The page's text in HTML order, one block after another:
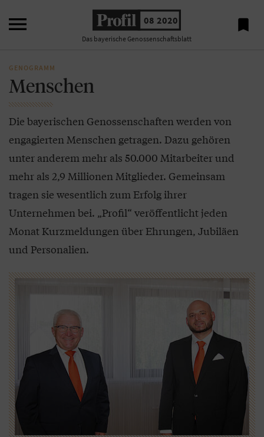
 08 2020
Das bayerische Genossenschaftsblatt

GENOGRAMM
Menschen
Die bayerischen Genossenschaften werden von
engagierten Menschen getragen. Dazu gehören
unter anderem mehr als 50.000 Mitarbeiter und
mehr als 2,9 Millionen Mitglieder. Gemeinsam
tragen sie wesentlich zum Erfolg ihrer
Unternehmen bei. „Profil“ veröffentlicht jeden
Monat Kurzmeldungen über Ehrungen, Jubiläen
und Personalien.